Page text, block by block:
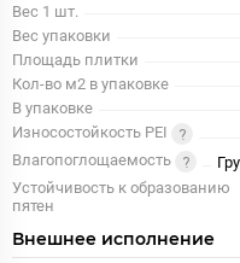
Вес 1 шт.
Вес упаковки
Площадь плитки
Кол-во м2 в упаковке
В упаковке
Износостойкость PEI
Влагопоглощаемость
Устойчивость к образованию
пятен
Внешнее исполнение